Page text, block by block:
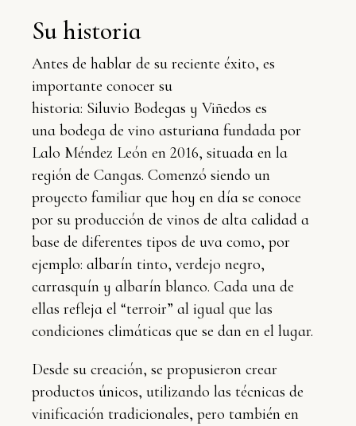
Su historia
Antes de hablar de su reciente éxito, es
importante conocer su
historia: Siluvio Bodegas y Viñedos es
una bodega de vino asturiana fundada por
Lalo Méndez León en 2016, situada en la
región de Cangas. Comenzó siendo un
proyecto familiar que hoy en día se conoce
por su producción de vinos de alta calidad a
base de diferentes tipos de uva como, por
ejemplo: albarín tinto, verdejo negro,
carrasquín y albarín blanco. Cada una de
ellas refleja el “terroir” al igual que las
condiciones climáticas que se dan en el lugar.
Desde su creación, se propusieron crear
productos únicos, utilizando las técnicas de
vinificación tradicionales, pero también en